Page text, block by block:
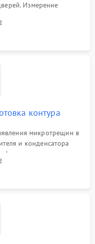
Измерение
термостата и
дисплея.
контура
микротрещин в
и конденсатора
фильтра-осушителя и
устранения засоров.